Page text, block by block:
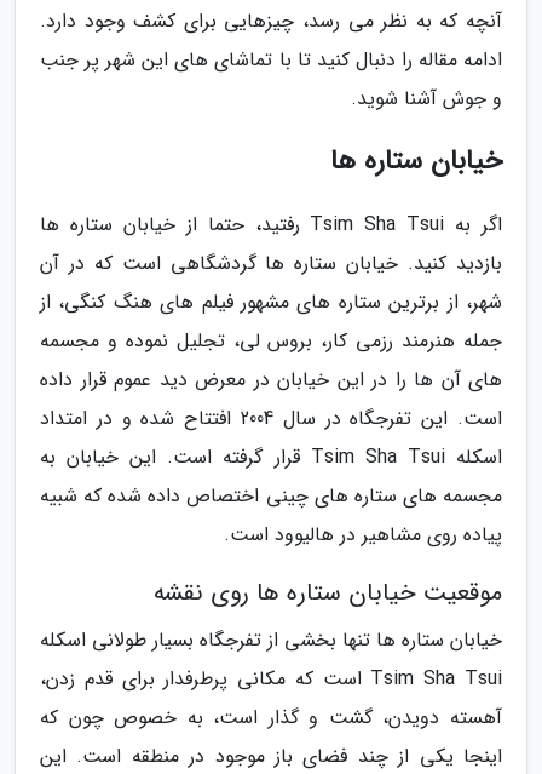
آنچه که به نظر می رسد، چیزهایی برای کشف وجود دارد.
ادامه مقاله را دنبال کنید تا با تماشای های این شهر پر جنب
و جوش آشنا شوید.
خیابان ستاره ها
اگر به Tsim Sha Tsui رفتید، حتما از خیابان ستاره ها
بازدید کنید. خیابان ستاره ها گردشگاهی است که در آن
شهر، از برترین ستاره های مشهور فیلم های هنگ کنگی، از
جمله هنرمند رزمی کار، بروس لی، تجلیل نموده و مجسمه
های آن ها را در این خیابان در معرض دید عموم قرار داده
است. این تفرجگاه در سال 2004 افتتاح شده و در امتداد
اسکله Tsim Sha Tsui قرار گرفته است. این خیابان به
مجسمه های ستاره های چینی اختصاص داده شده که شبیه
پیاده روی مشاهیر در هالیوود است.
موقعیت خیابان ستاره ها روی نقشه
خیابان ستاره ها تنها بخشی از تفرجگاه بسیار طولانی اسکله
Tsim Sha Tsui است که مکانی پرطرفدار برای قدم زدن،
آهسته دویدن، گشت و گذار است، به خصوص چون که
اینجا یکی از چند فضای باز موجود در منطقه است. این